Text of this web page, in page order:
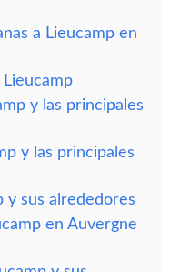
a Lieucamp en
y las principales
y las principales
y sus alrededores
en Auvergne